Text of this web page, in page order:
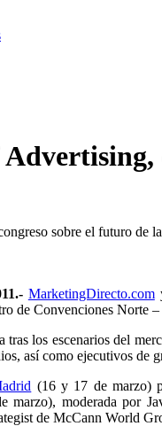
sobre el futuro de
MarketingDirecto.com
de Convenciones Norte
tras los escenarios del
así como ejecutivos de
(16 y 17 de marzo)
marzo), moderada por
de McCann World